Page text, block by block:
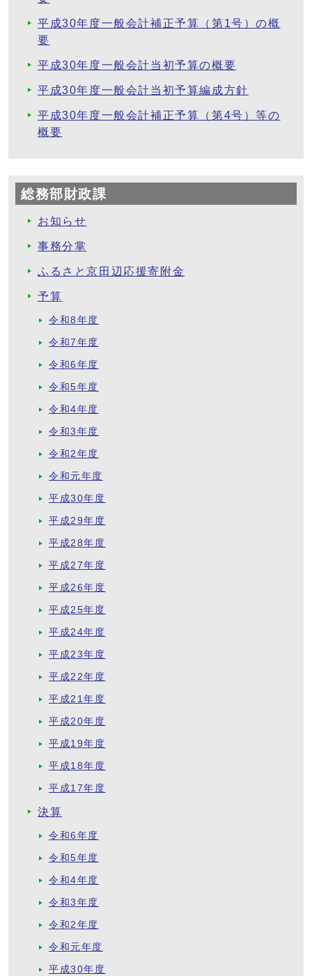
平成30年度一般会計補正予算（第1号）の概
要
平成30年度一般会計当初予算の概要
平成30年度一般会計当初予算編成方針
平成30年度一般会計補正予算（第4号）等の
概要
総務部財政課
お知らせ
事務分掌
ふるさと京田辺応援寄附金
予算
令和8年度
令和7年度
令和6年度
令和5年度
令和4年度
令和3年度
令和2年度
令和元年度
平成30年度
平成29年度
平成28年度
平成27年度
平成26年度
平成25年度
平成24年度
平成23年度
平成22年度
平成21年度
平成20年度
平成19年度
平成18年度
平成17年度
決算
令和6年度
令和5年度
令和4年度
令和3年度
令和2年度
令和元年度
平成30年度